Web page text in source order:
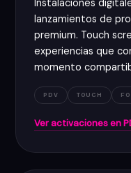
lanzamientos de
premium. Touch
experiencias que
momento
PDV TOUCH
Ver activaciones en